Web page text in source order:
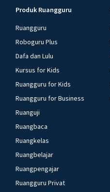
Produk Ruangguru
Ruangguru
Roboguru Plus
Dafa dan Lulu
Kursus for Kids
Ruangguru for Kids
Ruangguru for Business
Ruanguji
Ruangbaca
Ruangkelas
Ruangbelajar
Ruangpengajar
Ruangguru Privat